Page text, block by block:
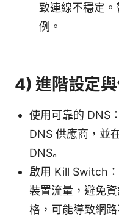
致連線不穩定
例。
4) 進階設定
使用可靠的 DNS
DNS 供應商，並
DNS。
啟用 Kill Switch
裝置流量，避免
格，可能導致網